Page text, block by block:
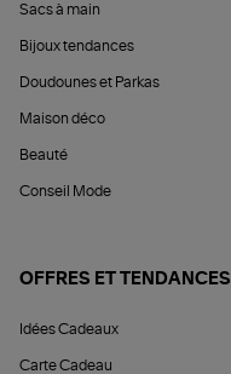
Sacs à main
Bijoux tendances
Doudounes et Parkas
Maison déco
Beauté
Conseil Mode
OFFRES ET TENDANCES
Idées Cadeaux
Carte Cadeau